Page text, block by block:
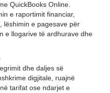
QuickBooks Online.
e raportimit financiar,
lëshimin e pagesave për
e llogarive të ardhurave dhe
dhe daljes së
digjitale, ruajnë
tarifat ose ndarjet e